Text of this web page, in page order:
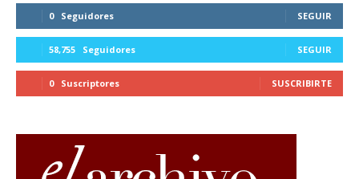
0 Seguidores SEGUIR
58,755 Seguidores SEGUIR
0 Suscriptores SUSCRIBIRTE